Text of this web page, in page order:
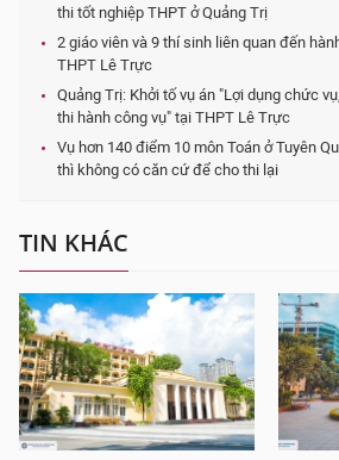
thi tốt nghiệp THPT ở Quảng Trị
2 giáo viên và 9 thí sinh liên quan đến
THPT Lê Trực
Quảng Trị: Khởi tố vụ án "Lợi dụng chức
thi hành công vụ" tại THPT Lê Trực
Vụ hơn 140 điểm 10 môn Toán ở Tuyên
thì không có căn cứ để cho thi lại
TIN KHÁC